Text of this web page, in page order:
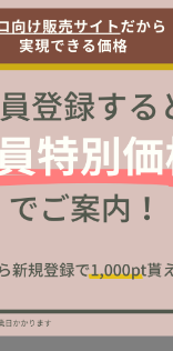
レビューを書く